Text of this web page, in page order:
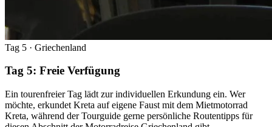
Tag 5 · Griechenland
Tag 5: Freie Verfügung
Ein tourenfreier Tag lädt zur individuellen Erkundung ein. Wer
möchte, erkundet Kreta auf eigene Faust mit dem Mietmotorrad
Kreta, während der Tourguide gerne persönliche Routentipps für